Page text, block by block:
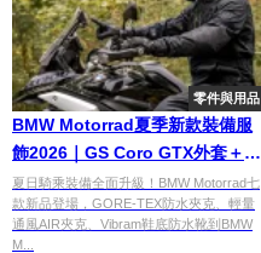
零件與用品
BMW Motorrad夏季新款裝備服
飾2026｜GS Coro GTX外套＋
Glandon AIR＋Soulor GTX靴七
款登場
夏日騎乘裝備全面升級！BMW Motorrad七
款新品登場，GORE-TEX防水夾克、輕量
通風AIR夾克、Vibram鞋底防水靴到BMW
M...